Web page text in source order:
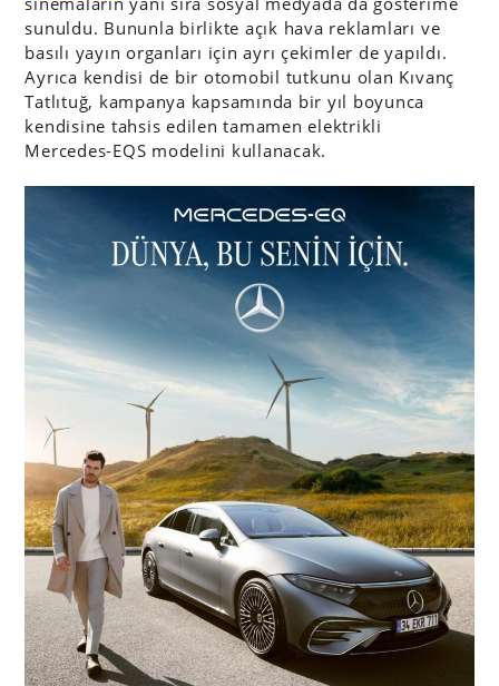
sunuldu. Bununla birlikte açık hava reklamları ve
basılı yayın organları için ayrı çekimler de yapıldı.
Ayrıca kendisi de bir otomobil tutkunu olan Kıvanç
Tatlıtuğ, kampanya kapsamında bir yıl boyunca
kendisine tahsis edilen tamamen elektrikli
Mercedes-EQS modelini kullanacak.